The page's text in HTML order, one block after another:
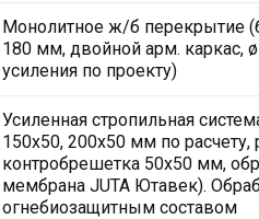
Монолитное ж/б перекрытие
180 мм, двойной арм. каркас,
усиления по проекту)
Усиленная стропильная
150х50, 200х50 мм по
контробрешетка 50х50 мм,
мембрана JUTA Ютавек).
огнебиозащитным составом